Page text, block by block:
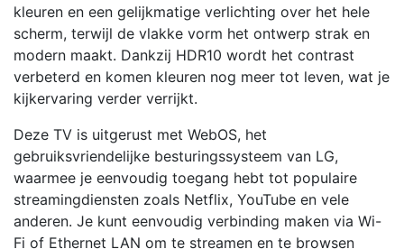
kleuren en een gelijkmatige verlichting over het hele
scherm, terwijl de vlakke vorm het ontwerp strak en
modern maakt. Dankzij HDR10 wordt het contrast
verbeterd en komen kleuren nog meer tot leven, wat je
kijkervaring verder verrijkt.
Deze TV is uitgerust met WebOS, het
gebruiksvriendelijke besturingssysteem van LG,
waarmee je eenvoudig toegang hebt tot populaire
streamingdiensten zoals Netflix, YouTube en vele
anderen. Je kunt eenvoudig verbinding maken via Wi-
Fi of Ethernet LAN om te streamen en te browsen